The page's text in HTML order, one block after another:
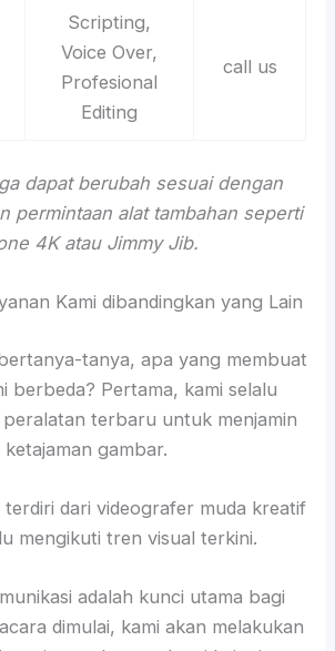
Scripting,
Voice Over,
Profesional
Editing
call us
dapat berubah sesuai dengan
permintaan alat tambahan seperti
4K atau Jimmy Jib.
Kami dibandingkan yang Lain
tanya, apa yang membuat
berbeda? Pertama, kami selalu
terbaru untuk menjamin
ketajaman gambar.
terdiri dari videografer muda kreatif
mengikuti tren visual terkini.
adalah kunci utama bagi
dimulai, kami akan melakukan